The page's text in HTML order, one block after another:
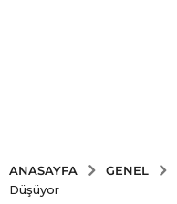
ANASAYFA GENEL
Düşüyor